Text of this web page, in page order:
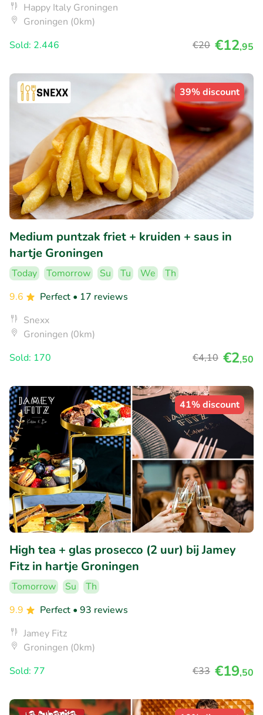
Happy Italy Groningen
Groningen (0km)
Sold: 2.446
€20 €12,95
39% discount
Medium puntzak friet + kruiden + saus in
hartje Groningen
Today Tomorrow Su Tu We
Th
9.6
Perfect • 17 reviews
Snexx
Groningen (0km)
Sold: 170
€4,10 €2,50
41% discount
High tea + glas prosecco (2 uur) bij Jamey
Fitz in hartje Groningen
Tomorrow Su
Th
9.9
Perfect • 93 reviews
Jamey Fitz
Groningen (0km)
Sold: 77
€33 €19,50